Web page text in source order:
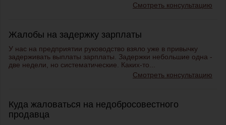
Смотреть консультацию
Жалобы на задержку зарплаты
У нас на предприятии руководство взяло уже в привычку
задерживать выплаты зарплаты. Задержки небольшие одна -
две недели, но систематические. Каких-то...
Смотреть консультацию
Куда жаловаться на недобросовестного
продавца